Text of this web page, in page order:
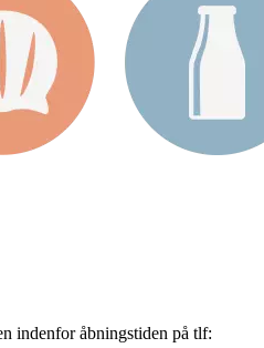
indenfor åbningstiden på tlf: